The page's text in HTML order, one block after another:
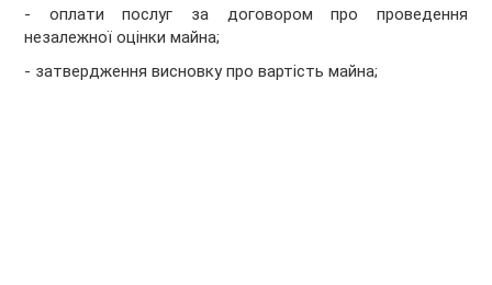
- оплати послуг за договором про проведення
незалежної оцінки майна;
- затвердження висновку про вартість майна;